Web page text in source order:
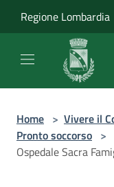
Regione Lombardia
Home > Vivere il
Pronto soccorso >
Ospedale Sacra